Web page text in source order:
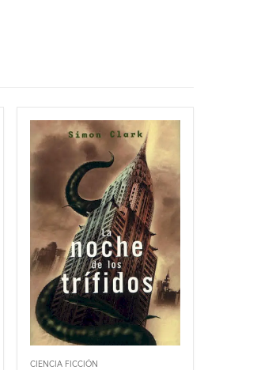
CIENCIA FICCIÓN